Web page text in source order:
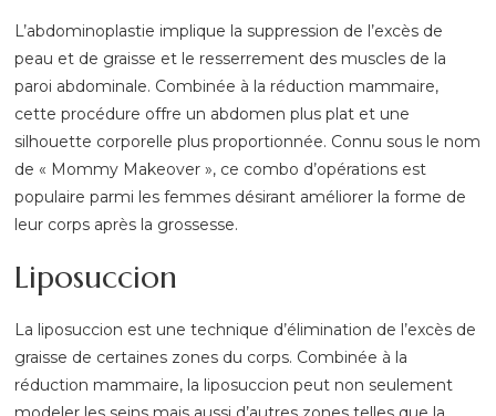
L’abdominoplastie implique la suppression de l’excès de
peau et de graisse et le resserrement des muscles de la
paroi abdominale. Combinée à la réduction mammaire,
cette procédure offre un abdomen plus plat et une
silhouette corporelle plus proportionnée. Connu sous le nom
de « Mommy Makeover », ce combo d’opérations est
populaire parmi les femmes désirant améliorer la forme de
leur corps après la grossesse.
Liposuccion
La liposuccion est une technique d’élimination de l’excès de
graisse de certaines zones du corps. Combinée à la
réduction mammaire, la liposuccion peut non seulement